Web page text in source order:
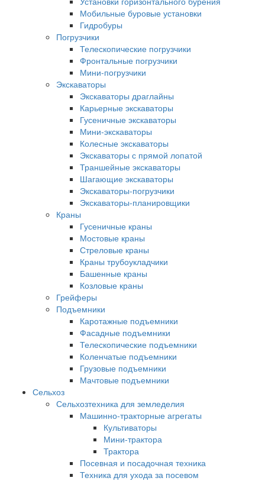
Мобильные буровые установки
Гидробуры
Погрузчики
Телескопические погрузчики
Фронтальные погрузчики
Мини-погрузчики
Экскаваторы
Экскаваторы драглайны
Карьерные экскаваторы
Гусеничные экскаваторы
Мини-экскаваторы
Колесные экскаваторы
Экскаваторы с прямой лопатой
Траншейные экскаваторы
Шагающие экскаваторы
Экскаваторы-погрузчики
Экскаваторы-планировщики
Краны
Гусеничные краны
Мостовые краны
Стреловые краны
Краны трубоукладчики
Башенные краны
Козловые краны
Грейферы
Подъемники
Каротажные подъемники
Фасадные подъемники
Телескопические подъемники
Коленчатые подъемники
Грузовые подъемники
Мачтовые подъемники
Сельхоз
Сельхозтехника для земледелия
Машинно-тракторные агрегаты
Культиваторы
Мини-трактора
Трактора
Посевная и посадочная техника
Техника для ухода за посевом